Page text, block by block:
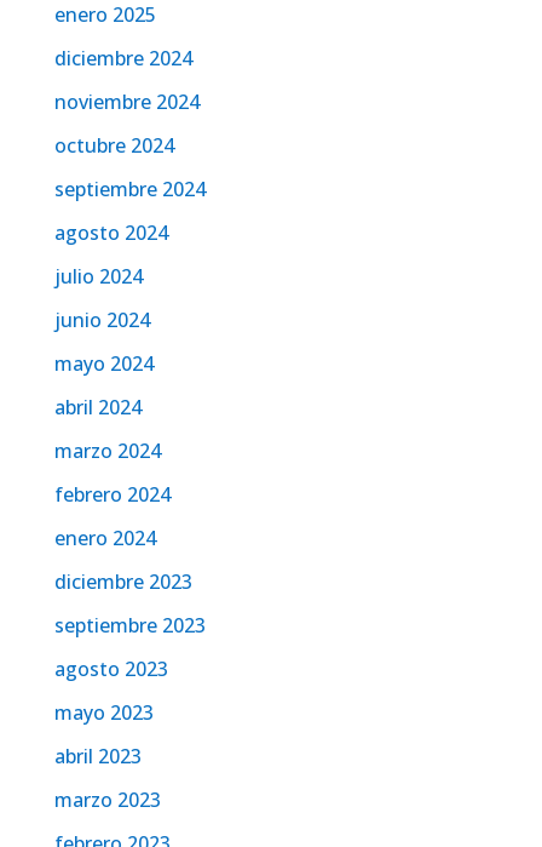
enero 2025
diciembre 2024
noviembre 2024
octubre 2024
septiembre 2024
agosto 2024
julio 2024
junio 2024
mayo 2024
abril 2024
marzo 2024
febrero 2024
enero 2024
diciembre 2023
septiembre 2023
agosto 2023
mayo 2023
abril 2023
marzo 2023